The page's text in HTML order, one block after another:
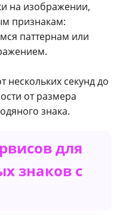
на изображении,
признакам:
паттернам или
секунд до
от размера
знака.
для
знаков с